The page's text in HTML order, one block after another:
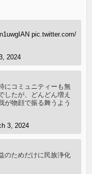
pic.twitter.com/
2024
にコミュニティーも無
したが、どんどん増え
が物顔で振る舞うよう
3, 2024
のためだけに民族浄化